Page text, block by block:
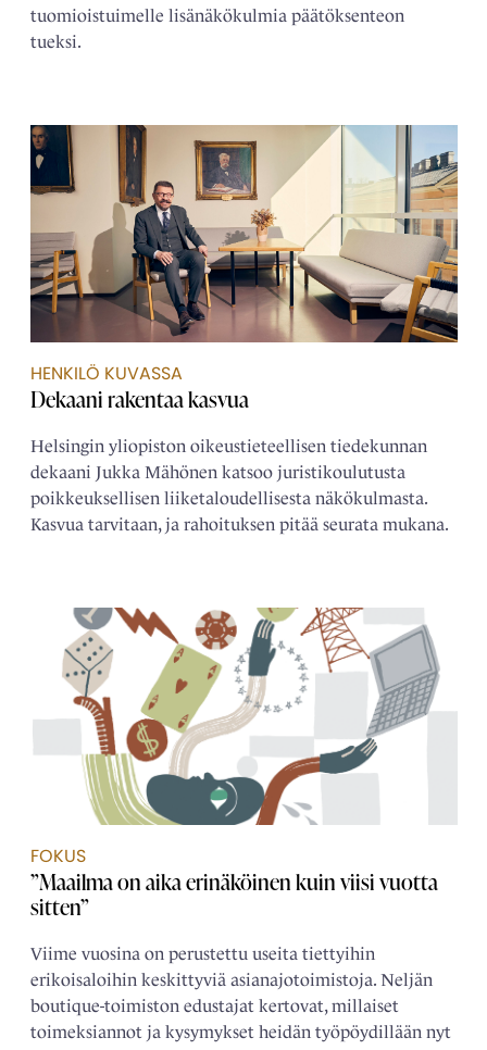
tuomioistuimelle lisänäkökulmia päätöksenteon
tueksi.
HENKILÖ KUVASSA
Dekaani rakentaa kasvua
Helsingin yliopiston oikeustieteellisen tiedekunnan
dekaani Jukka Mähönen katsoo juristikoulutusta
poikkeuksellisen liiketaloudellisesta näkökulmasta.
Kasvua tarvitaan, ja rahoituksen pitää seurata mukana.
FOKUS
”Maailma on aika erinäköinen kuin viisi vuotta
sitten”
Viime vuosina on perustettu useita tiettyihin
erikoisaloihin keskittyviä asianajotoimistoja. Neljän
boutique-toimiston edustajat kertovat, millaiset
toimeksiannot ja kysymykset heidän työpöydillään nyt